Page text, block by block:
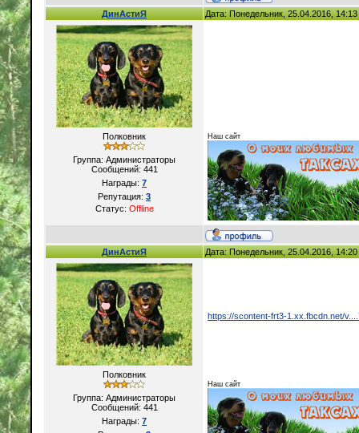
ДинАстиЯ Дата: Понедельник, 25.04.2016,
Полковник
Группа: Администраторы
Сообщений: 441
Награды: 7
Репутация: 3
Статус: Offline
Наш сайт
ДинАстиЯ Дата: Понедельник, 25.04.2016,
Полковник
Группа: Администраторы
Сообщений: 441
Награды: 7
https://scontent-frt3-1.xx.fbcdn.net/
Наш сайт